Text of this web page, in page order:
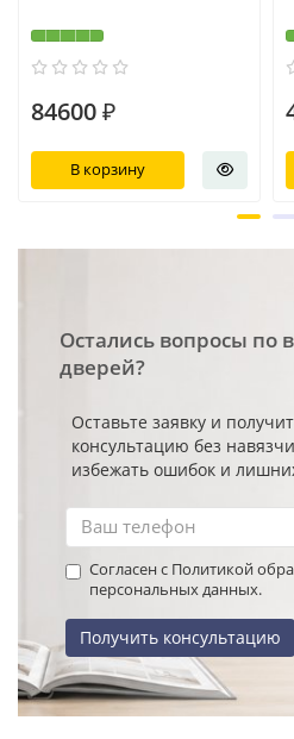
84600 ₽
В корзину
Остались вопросы по
дверей?
Оставьте заявку и
консультацию без
избежать ошибок и
Согласен с Политикой
персональных данных.
Получить консультацию